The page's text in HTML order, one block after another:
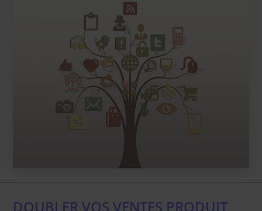
DOUBLER VOS VENTES PRODUIT